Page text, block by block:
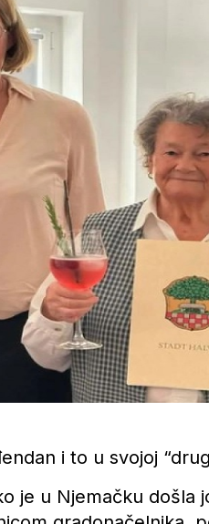
i to u svojoj
je u Njemačku